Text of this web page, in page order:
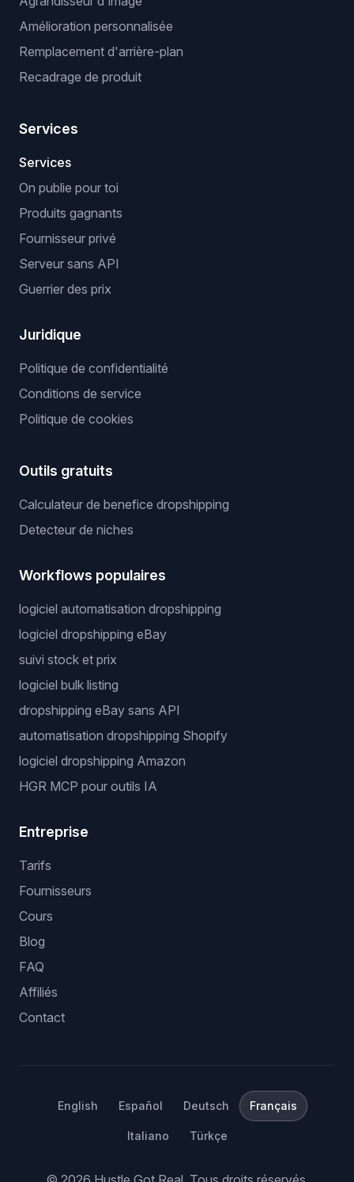
Amélioration personnalisée
Remplacement d'arrière-plan
Recadrage de produit
Services
Services
On publie pour toi
Produits gagnants
Fournisseur privé
Serveur sans API
Guerrier des prix
Juridique
Politique de confidentialité
Conditions de service
Politique de cookies
Outils gratuits
Calculateur de benefice dropshipping
Detecteur de niches
Workflows populaires
logiciel automatisation dropshipping
logiciel dropshipping eBay
suivi stock et prix
logiciel bulk listing
dropshipping eBay sans API
automatisation dropshipping Shopify
logiciel dropshipping Amazon
HGR MCP pour outils IA
Entreprise
Tarifs
Fournisseurs
Cours
Blog
FAQ
Affiliés
Contact
English Español Deutsch Français
Italiano Türkçe